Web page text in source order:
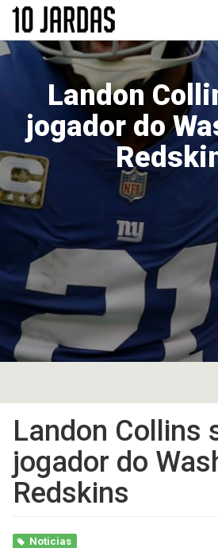
Pular
o
conteúdo
Landon
jogador do
Landon Collins
jogador do
Redskins
Noticias